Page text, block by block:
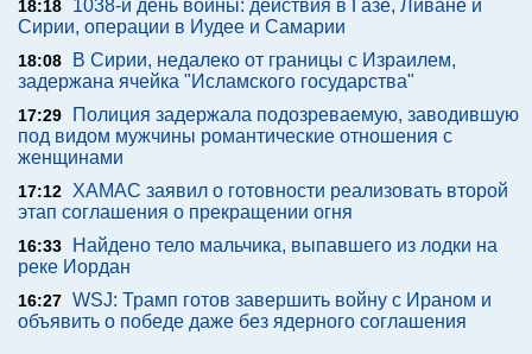
18:18
1038-й день войны: действия в Газе, Ливане и
Сирии, операции в Иудее и Самарии
18:08
В Сирии, недалеко от границы с Израилем,
задержана ячейка "Исламского государства"
17:29
Полиция задержала подозреваемую, заводившую
под видом мужчины романтические отношения с
женщинами
17:12 ХАМАС заявил о готовности реализовать второй
этап соглашения о прекращении огня
16:33
Найдено тело мальчика, выпавшего из лодки на
реке Иордан
16:27 WSJ: Трамп готов завершить войну с Ираном и
объявить о победе даже без ядерного соглашения